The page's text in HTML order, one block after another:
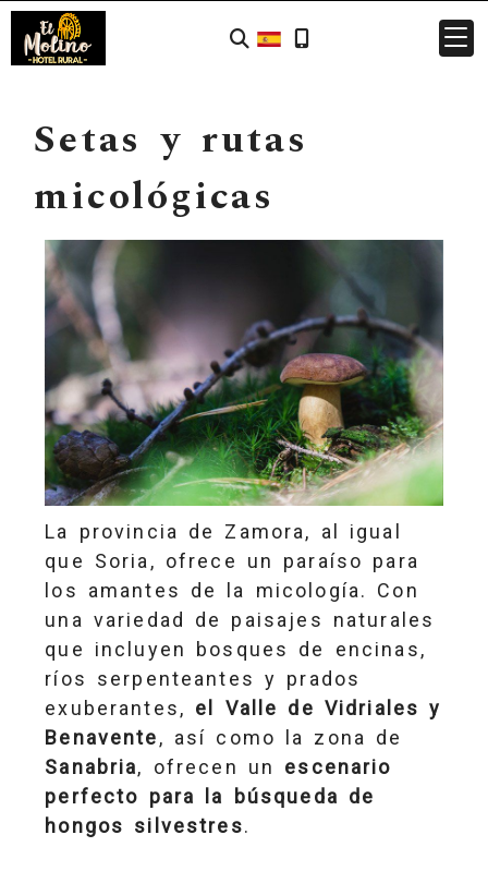
Setas y rutas
micológicas
La provincia de Zamora, al igual
que Soria, ofrece un paraíso para
los amantes de la micología. Con
una variedad de paisajes naturales
que incluyen bosques de encinas,
ríos serpenteantes y prados
exuberantes, el Valle de Vidriales y
Benavente, así como la zona de
Sanabria, ofrecen un escenario
perfecto para la búsqueda de
hongos silvestres.